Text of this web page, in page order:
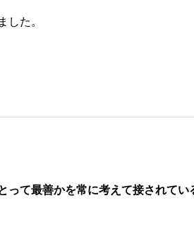
した。
って最善かを常に考えて接されて